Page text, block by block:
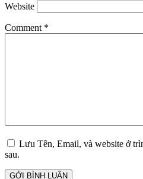
Website
Comment *
Lưu Tên, Email, và website ở
sau.